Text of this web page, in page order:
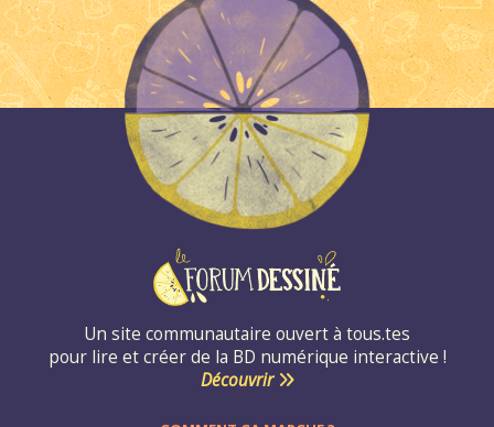
Un site communautaire ouvert à tous.tes
pour lire et créer de la BD numérique interactive !
Découvrir